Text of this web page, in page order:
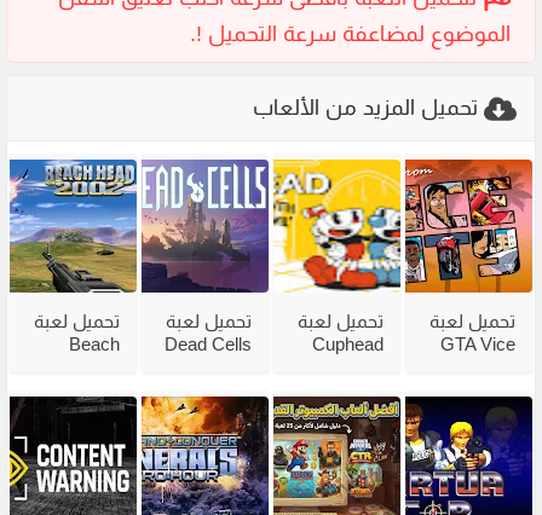
تحميل المزيد من الألعاب
تحميل لعبة
GTA Vice
مضغوطة
من ميديا
فاير
تحميل لعبة
Cuphead
فاير بحجم
صغير
تحميل لعبة
Dead Cells
الاضافات
تحميل لعبة
Beach
من ميديا